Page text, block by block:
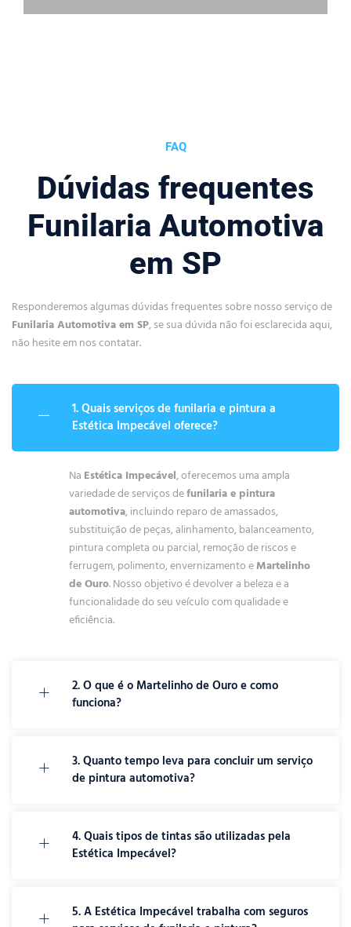
FAQ
Dúvidas frequentes
Funilaria Automotiva
em SP
Responderemos algumas dúvidas frequentes sobre nosso serviço de
Funilaria Automotiva em SP, se sua dúvida não foi esclarecida aqui,
não hesite em nos contatar.
1. Quais serviços de funilaria e pintura a
Estética Impecável oferece?
Na Estética Impecável, oferecemos uma ampla
variedade de serviços defunilaria e pintura
automotiva, incluindo reparo de amassados,
substituição de peças, alinhamento, balanceamento,
pintura completa ou parcial, remoção de riscos e
ferrugem, polimento, envernizamento eMartelinho
de Ouro. Nosso objetivo é devolver a beleza e a
funcionalidade do seu veículo com qualidade e
eficiência.
2. O que é o Martelinho de Ouro e como
funciona?
3. Quanto tempo leva para concluir um serviço
de pintura automotiva?
4. Quais tipos de tintas são utilizadas pela
Estética Impecável?
5. A Estética Impecável trabalha com seguros